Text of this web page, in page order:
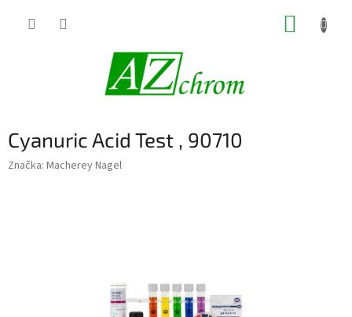
Cyanuric Acid Test , 90710
Značka: Macherey Nagel